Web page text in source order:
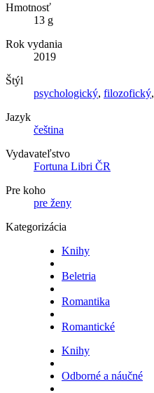
Hmotnosť
13 g
Rok vydania
2019
Štýl
psychologický, filozofický,
Jazyk
čeština
Vydavateľstvo
Fortuna Libri ČR
Pre koho
pre ženy
Kategorizácia
Knihy
Beletria
Romantika
Romantické
Knihy
Odborné a náučné